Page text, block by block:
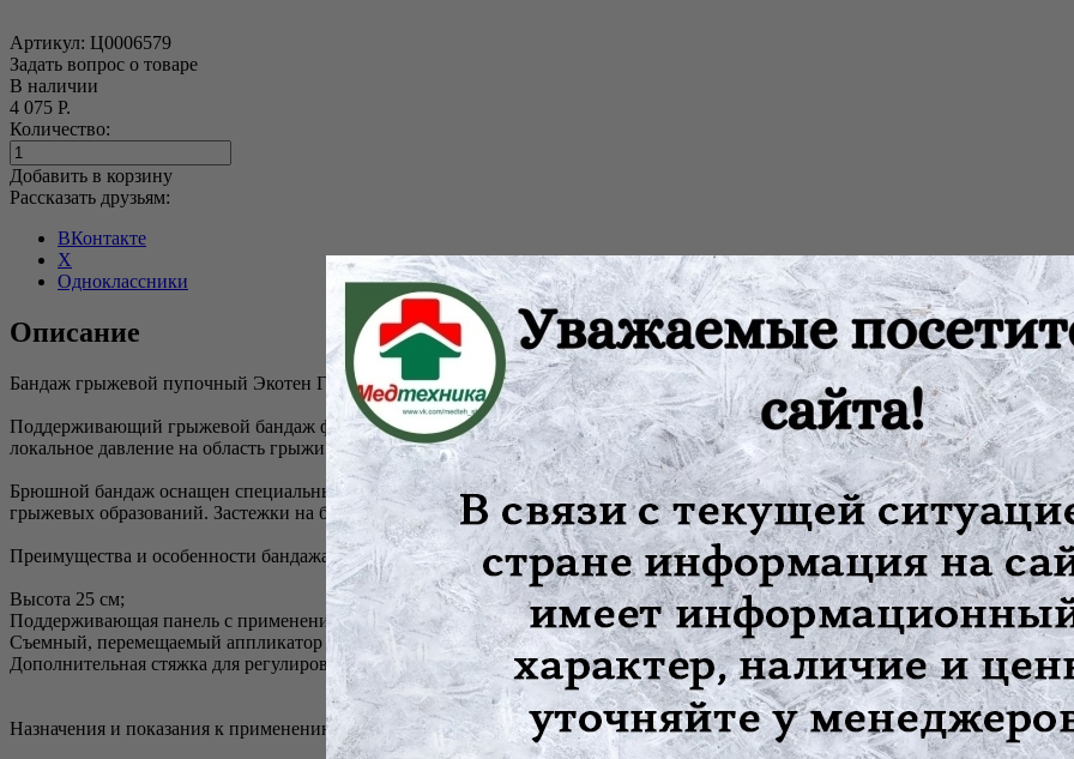
Артикул: Ц0006579
Задать вопрос о товаре
В наличии
4 075 Р.
Количество:
Добавить в корзину
Рассказать друзьям:
ВКонтакте
X
Одноклассники
Описание
Бандаж грыжевой пупочный Экотен ГП-25
Поддерживающий грыжевой бандаж фиксирует переднюю и боковую брюшные стенки, поясничную область, способствует
локальное давление на область грыжи и восстанавливает тонус мышц брюшной стенки.
Брюшной бандаж оснащен специальными пелотами-ограничителями, которые расположены в зоне выпячивания грыжи,
грыжевых образований. Застежки на бандаже позволяют регулировать степени его фиксации для достижения наиболее
Преимущества и особенности бандажа:
Высота 25 см;
Поддерживающая панель с применением 100% хлопковой ткани;
Съемный, перемещаемый аппликатор (пелот) обеспечивает локальное давление на область грыжевых образований;
Дополнительная стяжка для регулировки степени компрессии.
Назначения и показания к применению бандажа Экотен ГП-25: